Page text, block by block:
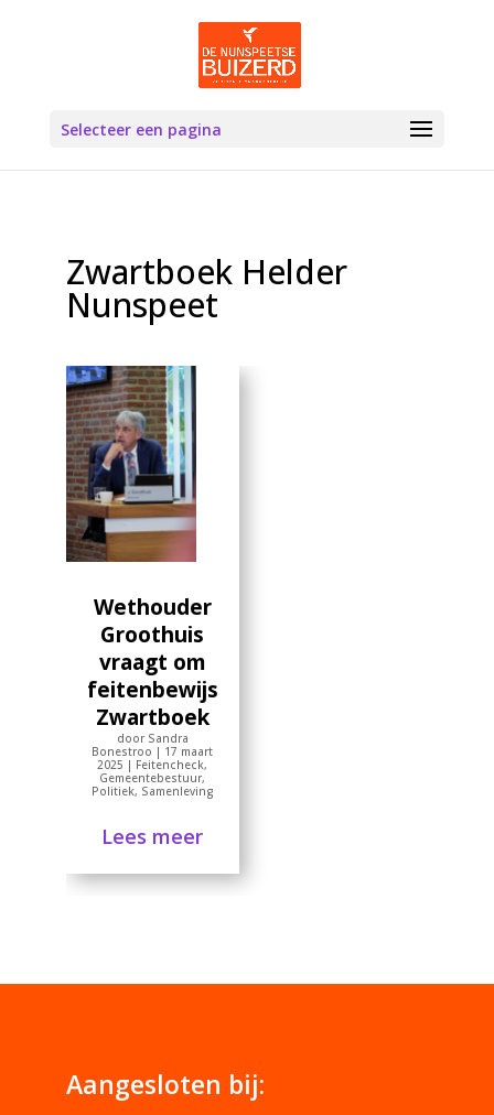
Selecteer een pagina
Zwartboek Helder
Nunspeet
Wethouder
Groothuis
vraagt om
feitenbewijs
Zwartboek
door Sandra
Bonestroo | 17 maart
2025 | Feitencheck,
Gemeentebestuur,
Politiek, Samenleving
Lees meer
Aangesloten bij: